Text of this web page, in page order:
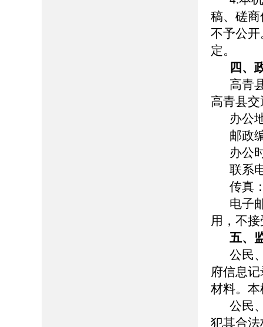
稿、磋
不予公
定。
四、
高青
高青县
办公
邮政
办公
联系
传真
电子
用，不
五、
公民
府信息
材料。
公民
犯其合